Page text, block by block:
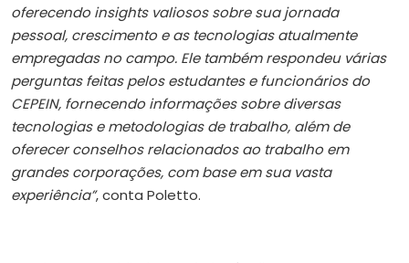
oferecendo insights valiosos sobre sua jornada
pessoal, crescimento e as tecnologias atualmente
empregadas no campo. Ele também respondeu várias
perguntas feitas pelos estudantes e funcionários do
CEPEIN, fornecendo informações sobre diversas
tecnologias e metodologias de trabalho, além de
oferecer conselhos relacionados ao trabalho em
grandes corporações, com base em sua vasta
experiência”, conta Poletto.